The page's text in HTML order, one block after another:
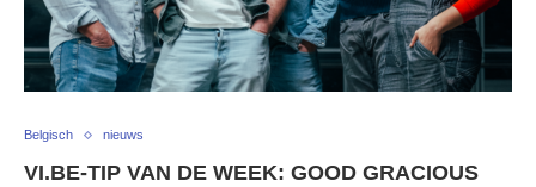
Belgisch nieuws
VI.BE-TIP VAN DE WEEK: GOOD GRACIOUS